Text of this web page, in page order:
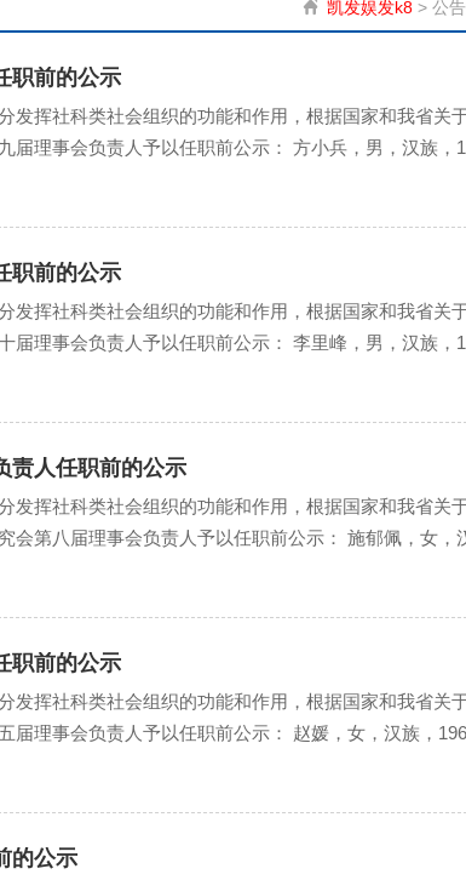
凯发娱发k8> 公
职前的公示
发挥社科类社会组织的功能和作用，根据国家和我省关
理事会负责人予以任职前公示： 方小兵，男，汉族，
职前的公示
发挥社科类社会组织的功能和作用，根据国家和我省关
理事会负责人予以任职前公示： 李里峰，男，汉族，
责人任职前的公示
发挥社科类社会组织的功能和作用，根据国家和我省关
会第八届理事会负责人予以任职前公示： 施郁佩，女，
职前的公示
发挥社科类社会组织的功能和作用，根据国家和我省关
届理事会负责人予以任职前公示： 赵媛，女，汉族，
的公示